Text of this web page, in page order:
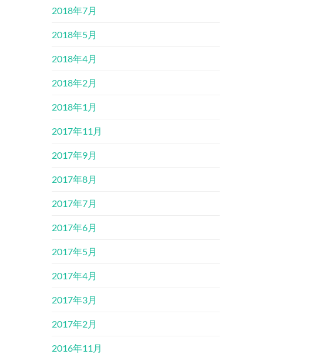
2018年7月
2018年5月
2018年4月
2018年2月
2018年1月
2017年11月
2017年9月
2017年8月
2017年7月
2017年6月
2017年5月
2017年4月
2017年3月
2017年2月
2016年11月